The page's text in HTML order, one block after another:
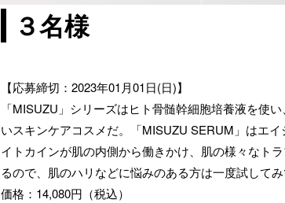
３名様
【応募締切：2023年01月01日(日)】
「MISUZU」シリーズはヒト骨髄幹細胞培養液を使
いスキンケアコスメだ。「MISUZU SERUM」はエ
イトカインが肌の内側から働きかけ、肌の様々なト
るので、肌のハリなどに悩みのある方は一度試してみ
価格：14,080円（税込）